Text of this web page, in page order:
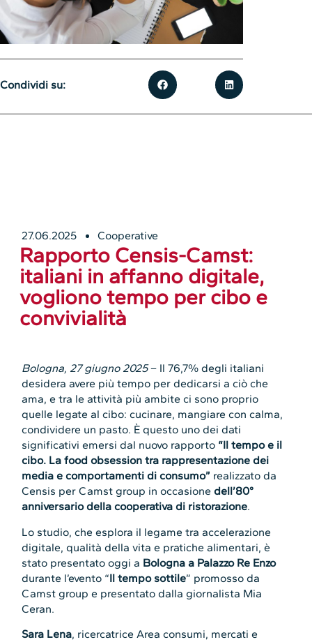
27.06.2025 Cooperative
Rapporto Censis-Camst:
italiani in affanno digitale,
vogliono tempo per cibo e
convivialità
Bologna, 27 giugno 2025– Il 76,7% degli italiani
desidera avere più tempo per dedicarsi a ciò che
ama, e tra le attività più ambite ci sono proprio
quelle legate al cibo: cucinare, mangiare con calma,
condividere un pasto. È questo uno dei dati
significativi emersi dal nuovo rapporto “Il tempo e il
cibo. La food obsession tra rappresentazione dei
media e comportamenti di consumo” realizzato da
Censis per Camst group in occasionedell’80°
anniversario della cooperativa di ristorazione.
Lo studio, che esplora il legame tra accelerazione
digitale, qualità della vita e pratiche alimentari, è
stato presentato oggi a Bologna a Palazzo Re Enzo
durante l’evento “Il tempo sottile” promosso da
Camst group e presentato dalla giornalista Mia
Ceran.
Sara Lena, ricercatrice Area consumi, mercati e
Condividi su: